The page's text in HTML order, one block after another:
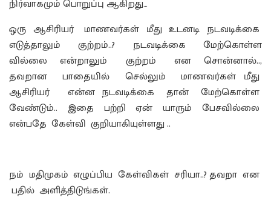
நிர்வாகமும் பொறுப்பு ஆகிறது…
ஒரு ஆசிரியர் மாணவர்கள் மீது உடனடி நடவடிக்கை
எடுத்தாலும் குற்றம்..? நடவடிக்கை மேற்கொள்ள
வில்லை என்றாலும் குற்றம் என சொன்னால்..,
தவறான பாதையில் செல்லும் மாணவர்கள் மீது
ஆசிரியர் என்ன நடவடிக்கை தான் மேற்கொள்ள
வேண்டும்.. இதை பற்றி ஏன் யாரும் பேசவில்லை
என்பதே கேள்வி குறியாகியுள்ளது ..
நம் மதிமுகம் எழுப்பிய கேள்விகள் சரியா..? தவறா என
பதில் அளித்திடுங்கள்.